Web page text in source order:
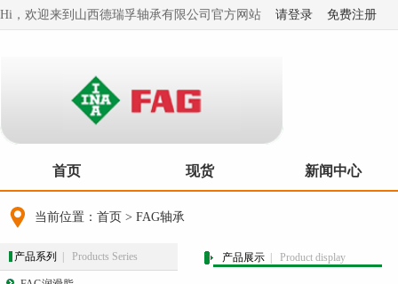
Hi，欢迎来到山西德瑞孚轴承有限公司官方网站 请登录 免费注册
首页 现货 新闻中心
当前位置： 首页 > FAG轴承
产品系列 | Products Series 产品展示 | Product display